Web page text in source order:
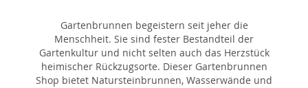
Gartenbrunnen begeistern seit jeher die
Menschheit. Sie sind fester Bestandteil der
Gartenkultur und nicht selten auch das Herzstück
heimischer Rückzugsorte. Dieser Gartenbrunnen
Shop bietet Natursteinbrunnen, Wasserwände und